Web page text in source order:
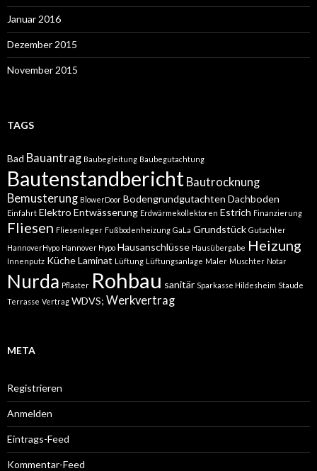
Januar 2016
Dezember 2015
November 2015
TAGS
Bad Bauantrag Baubegleitung Baubegutachtung
Bautenstandbericht Bautrocknung
Bemusterung BlowerDoor Bodengrundgutachten Dachboden
Einfahrt Elektro Entwässerung Erdwärmekollektoren Estrich Finanzierung
Fliesen Fliesenleger Fußbodenheizung GaLa Grundstück Gutachter
HannoverHypo Hannover Hypo Hausanschlüsse Hausübergabe Heizung
Innenputz KücheLaminat Lüftung Lüftungsanlage Maler Muschter Notar
Nurda Pflaster Rohbau sanitär Sparkasse Hildesheim Staude
Terrasse Vertrag WDVS; Werkvertrag
META
Registrieren
Anmelden
Eintrags-Feed
Kommentar-Feed